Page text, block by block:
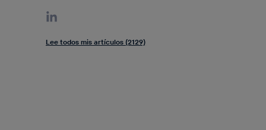
Lee todos mis artículos (2129)